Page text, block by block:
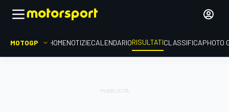
MOTOGP HOMENOTIZIECALENDARIORISULTATICLASSIFICAPHOTO